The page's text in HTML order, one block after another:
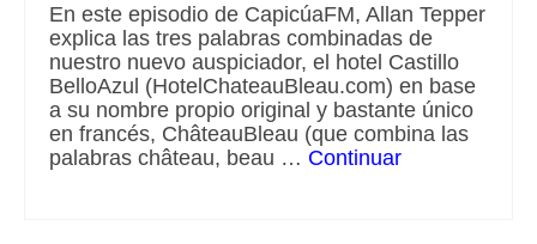
En este episodio de CapicúaFM, Allan Tepper
explica las tres palabras combinadas de
nuestro nuevo auspiciador, el hotel Castillo
BelloAzul (HotelChateauBleau.com) en base
a su nombre propio original y bastante único
en francés, ChâteauBleau (que combina las
palabras château, beau … Continuar